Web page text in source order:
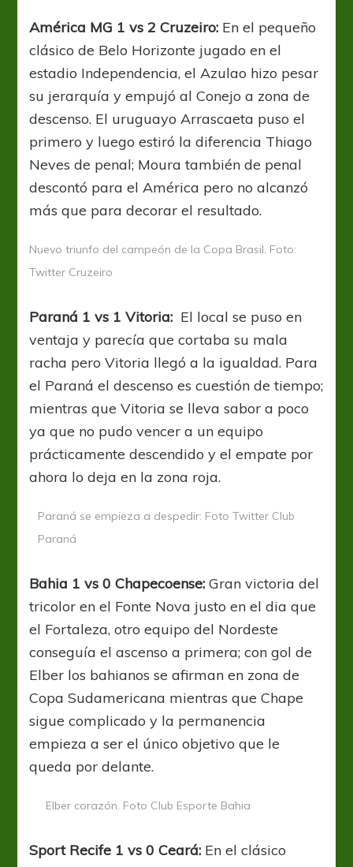
América MG 1 vs 2 Cruzeiro: En el pequeño
clásico de Belo Horizonte jugado en el
estadio Independencia, el Azulao hizo pesar
su jerarquía y empujó al Conejo a zona de
descenso. El uruguayo Arrascaeta puso el
primero y luego estiró la diferencia Thiago
Neves de penal; Moura también de penal
descontó para el América pero no alcanzó
más que para decorar el resultado.
Nuevo triunfo del campeón de la Copa Brasil. Foto:
Twitter Cruzeiro
Paraná 1 vs 1 Vitoria: El local se puso en
ventaja y parecía que cortaba su mala
racha pero Vitoria llegó a la igualdad. Para
el Paraná el descenso es cuestión de tiempo;
mientras que Vitoria se lleva sabor a poco
ya que no pudo vencer a un equipo
prácticamente descendido y el empate por
ahora lo deja en la zona roja.
Paraná se empieza a despedir: Foto Twitter Club
Paraná
Bahia 1 vs 0 Chapecoense:Gran victoria del
tricolor en el Fonte Nova justo en el dia que
el Fortaleza, otro equipo del Nordeste
conseguía el ascenso a primera; con gol de
Elber los bahianos se afirman en zona de
Copa Sudamericana mientras que Chape
sigue complicado y la permanencia
empieza a ser el único objetivo que le
queda por delante.
Elber corazón. Foto Club Esporte Bahia
Sport Recife 1 vs 0 Ceará: En el clásico